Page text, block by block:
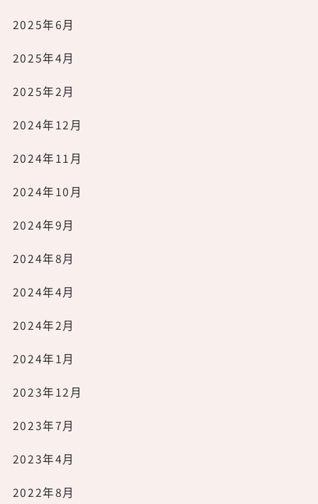
2025年6月
2025年4月
2025年2月
2024年12月
2024年11月
2024年10月
2024年9月
2024年8月
2024年4月
2024年2月
2024年1月
2023年12月
2023年7月
2023年4月
2022年8月